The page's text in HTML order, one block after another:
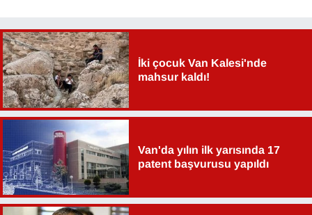
İki çocuk Van Kalesi'nde
mahsur kaldı!
Van'da yılın ilk yarısında 17
patent başvurusu yapıldı